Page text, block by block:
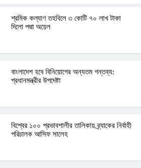
শ্রমিক কল্যাণ তহবিলে ৩ কোটি ৭০ লাখ টাকা
দিলো পদ্মা অয়েল
বাংলাদেশ হবে বিনিয়োগের অন্যতম গন্তব্য:
প্রধানমন্ত্রীর উপদেষ্টা
বিশ্বের ১০০ প্রভাবশালীর তালিকায় ব্র্যাকের নির্বাহী
পরিচালক আসিফ সালেহ